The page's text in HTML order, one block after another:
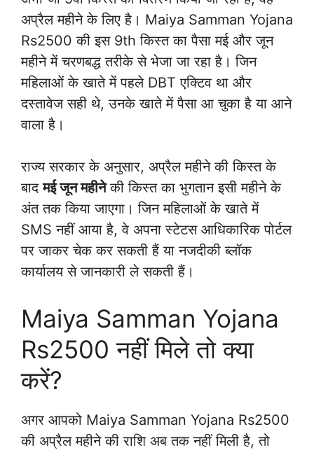
अप्रैल महीने के लिए है। Maiya Samman Yojana
Rs2500 की इस 9th किस्त का पैसा मई और जून
महीने में चरणबद्ध तरीके से भेजा जा रहा है। जिन
महिलाओं के खाते में पहले DBT एक्टिव था और
दस्तावेज सही थे, उनके खाते में पैसा आ चुका है या आने
वाला है।
राज्य सरकार के अनुसार, अप्रैल महीने की किस्त के
बादमई जून महीनेकी किस्त का भुगतान इसी महीने के
अंत तक किया जाएगा। जिन महिलाओं के खाते में
SMS नहीं आया है, वे अपना स्टेटस आधिकारिक पोर्टल
पर जाकर चेक कर सकती हैं या नजदीकी ब्लॉक
कार्यालय से जानकारी ले सकती हैं।
Maiya Samman Yojana
Rs2500 नहीं मिले तो क्या
करें?
अगर आपको Maiya Samman Yojana Rs2500
की अप्रैल महीने की राशि अब तक नहीं मिली है, तो